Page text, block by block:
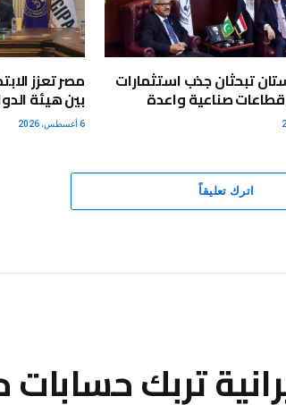
تبحثان جذب استثمارات
صناعية واعدة
مصر تعزز
بين هيئة
6 أغسطس، 2026
اترك تعليقاً
تربك